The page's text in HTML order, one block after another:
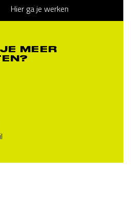
Hier ga je werken
MEER